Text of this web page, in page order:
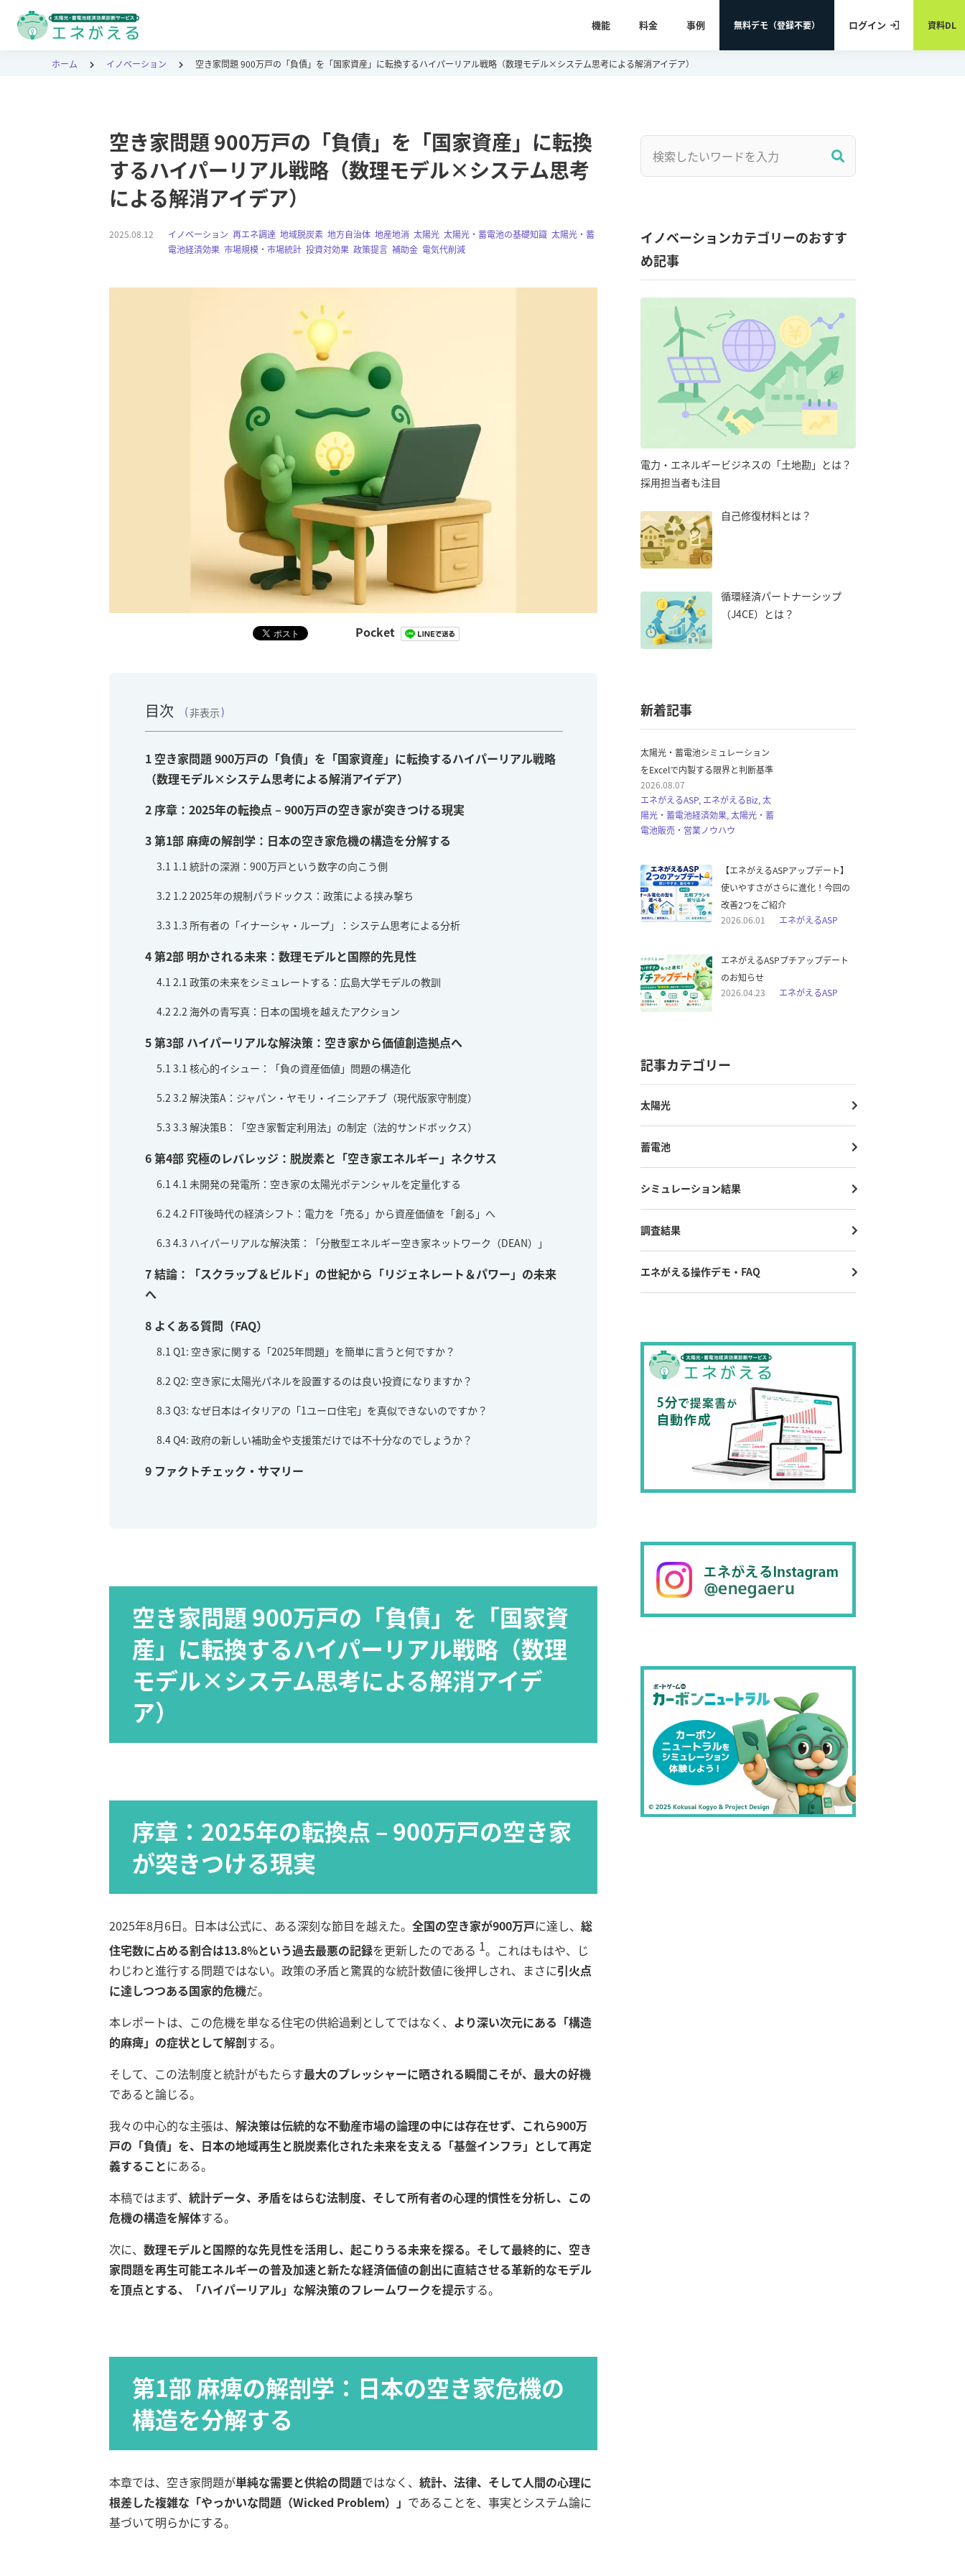
機能 料金 事例 無料デモ（登録不要） ログイン 資料DL
ホーム イノベーション 空き家問題 900万戸の「負債」を「国家資産」に転換するハイパーリアル戦略（数理モデル×システム思考による解消アイデア）
空き家問題 900万戸の「負債」を「国家資産」に転換
するハイパーリアル戦略（数理モデル×システム思考
による解消アイデア）
イノベーション ,再エネ調達 ,地域脱炭素 ,地方自治体 ,地産地消 ,太陽光 ,太陽光・蓄電池の基礎知識 ,太陽光・蓄
電池経済効果 ,市場規模・市場統計 ,投資対効果 ,政策提言 ,補助金 電気代削減
2025.08.12
Pocket
目次 非表示
1 空き家問題 900万戸の「負債」を「国家資産」に転換するハイパーリアル戦略
（数理モデル×システム思考による解消アイデア）
2 序章：2025年の転換点 – 900万戸の空き家が突きつける現実
3第1部 麻痺の解剖学：日本の空き家危機の構造を分解する
3.1 1.1 統計の深淵：900万戸という数字の向こう側
3.2 1.2 2025年の規制パラドックス：政策による挟み撃ち
3.3 1.3 所有者の「イナーシャ・ループ」：システム思考による分析
4第2部 明かされる未来：数理モデルと国際的先見性
4.1 2.1 政策の未来をシミュレートする：広島大学モデルの教訓
4.2 2.2 海外の青写真：日本の国境を越えたアクション
5第3部 ハイパーリアルな解決策：空き家から価値創造拠点へ
5.1 3.1 核心的イシュー：「負の資産価値」問題の構造化
5.2 3.2 解決策A：ジャパン・ヤモリ・イニシアチブ（現代版家守制度）
5.3 3.3 解決策B：「空き家暫定利用法」の制定（法的サンドボックス）
6第4部 究極のレバレッジ：脱炭素と「空き家エネルギー」ネクサス
6.1 4.1 未開発の発電所：空き家の太陽光ポテンシャルを定量化する
6.2 4.2 FIT後時代の経済シフト：電力を「売る」から資産価値を「創る」へ
6.3 4.3 ハイパーリアルな解決策：「分散型エネルギー空き家ネットワーク（DEAN）」
7結論：「スクラップ＆ビルド」の世紀から「リジェネレート＆パワー」の未来
へ
8 よくある質問（FAQ）
8.1 Q1: 空き家に関する「2025年問題」を簡単に言うと何ですか？
8.2 Q2: 空き家に太陽光パネルを設置するのは良い投資になりますか？
8.3 Q3: なぜ日本はイタリアの「1ユーロ住宅」を真似できないのですか？
8.4Q4: 政府の新しい補助金や支援策だけでは不十分なのでしょうか？
9 ファクトチェック・サマリー
空き家問題 900万戸の「負債」を「国家資
産」に転換するハイパーリアル戦略（数理
モデル×システム思考による解消アイデ
ア）
序章：2025年の転換点 – 900万戸の空き家
が突きつける現実
2025年8月6日。日本は公式に、ある深刻な節目を越えた。 全国の空き家が900万戸に達し、 総
住宅数に占める割合は13.8%という過去最悪の記録を更新したのである 1。これはもはや、じ
わじわと進行する問題ではない。政策の矛盾と驚異的な統計数値に後押しされ、まさに引火点
に達しつつある国家的危機だ。
本レポートは、この危機を単なる住宅の供給過剰としてではなく、 より深い次元にある「構造
的麻痺」の症状として解剖する。
そして、この法制度と統計がもたらす最大のプレッシャーに晒される瞬間こそが、最大の好機
であると論じる。
我々の中心的な主張は、 解決策は伝統的な不動産市場の論理の中には存在せず、これら900万
戸の「負債」を、日本の地域再生と脱炭素化された未来を支える「基盤インフラ」として再定
義することにある。
本稿ではまず、 統計データ、矛盾をはらむ法制度、そして所有者の心理的慣性を分析し、この
危機の構造を解体する。
次に、 数理モデルと国際的な先見性を活用し、起こりうる未来を探る。そして最終的に、空き
家問題を再生可能エネルギーの普及加速と新たな経済価値の創出に直結させる革新的なモデル
を頂点とする、「ハイパーリアル」な解決策のフレームワークを提示する。
第1部 麻痺の解剖学：日本の空き家危機の
構造を分解する
本章では、空き家問題が単純な需要と供給の問題ではなく、 統計、法律、そして人間の心理に
根差した複雑な「やっかいな問題（Wicked Problem）」 であることを、事実とシステム論に
基づいて明らかにする。
イノベーションカテゴリーのおすす
め記事
電力・エネルギービジネスの「土地勘」とは？
採用担当者も注目
自己修復材料とは？
循環経済パートナーシップ
（J4CE）とは？
新着記事
太陽光・蓄電池シミュレーション
をExcelで内製する限界と判断基準
2026.08.07
エネがえるASP, エネがえるBiz, 太
陽光・蓄電池経済効果, 太陽光・蓄
電池販売・営業ノウハウ
【エネがえるASPアップデート】
使いやすさがさらに進化！今回の
改善2つをご紹介
2026.06.01
エネがえるASP
エネがえるASPプチアップデート
のお知らせ
2026.04.23
エネがえるASP
記事カテゴリー
太陽光
蓄電池
シミュレーション結果
調査結果
エネがえる操作デモ・FAQ